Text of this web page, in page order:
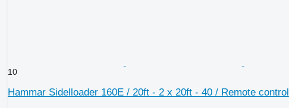
10
Hammar Sidelloader 160E / 20ft - 2 x 20ft - 40 / Remote control